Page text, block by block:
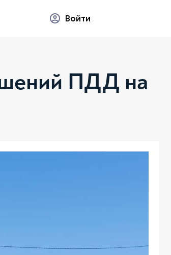
Войти
ПДД на